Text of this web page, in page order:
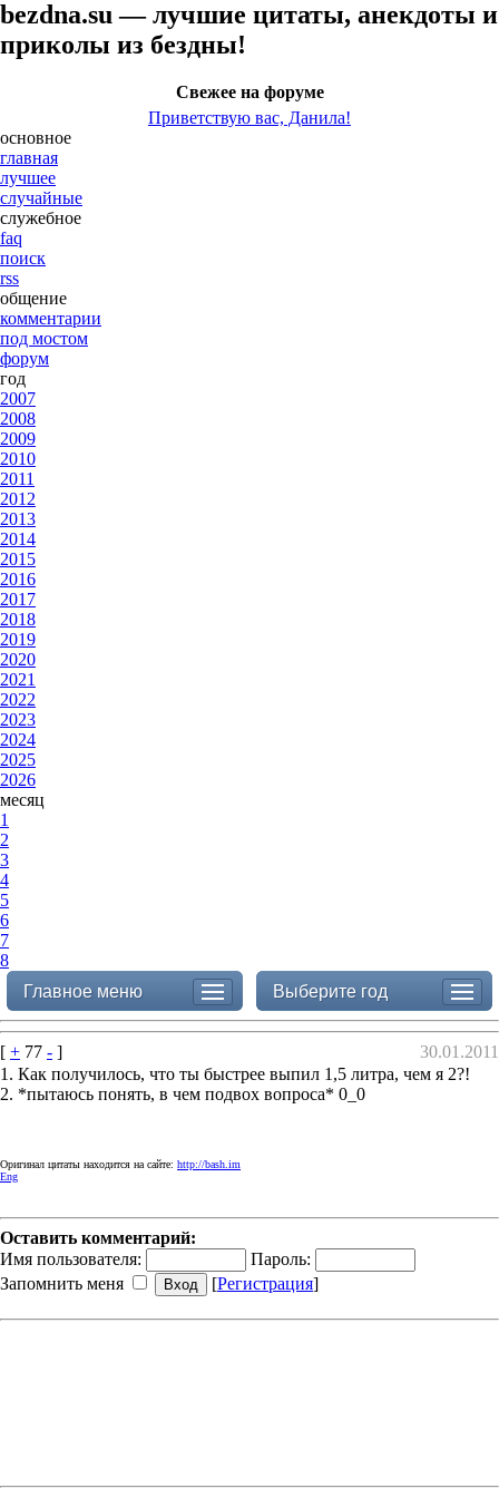
bezdna.su — лучшие цитаты, анекдоты и
приколы из бездны!
Свежее на форуме
Приветствую вас, Данила!
основное
главная
лучшее
случайные
служебное
faq
поиск
rss
общение
комментарии
под мостом
форум
год
2007
2008
2009
2010
2011
2012
2013
2014
2015
2016
2017
2018
2019
2020
2021
2022
2023
2024
2025
2026
месяц
1
2
3
4
5
6
7
8
Главное меню
Выберите год
[ + 77 - ]
30.01.2011
1. Как получилось, что ты быстрее выпил 1,5 литра, чем я 2?!
2. *пытаюсь понять, в чем подвох вопроса* 0_0
Оригинал цитаты находится на сайте: http://bash.im
Eng
Оставить комментарий:
Имя пользователя:
Пароль:
Запомнить меня
[Регистрация]